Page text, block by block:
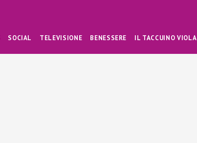
SOCIAL TELEVISIONE BENESSERE IL TACCUINO VIOLA